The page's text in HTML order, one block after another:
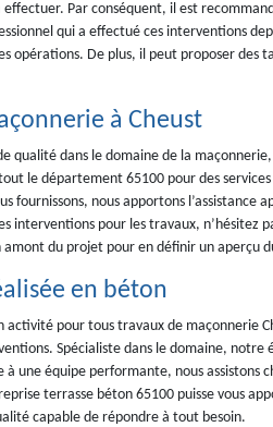
Par conséquent, il est
qui a effectué ces interventions
opérations. De plus, il peut proposer des
à Cheust
qualité dans le domaine de la
le département 65100 pour des
fournissons, nous apportons l’assistance
interventions pour les travaux, n’hésitez
amont du projet pour en définir un aperçu
en béton
activité pour tous travaux de maçonnerie
Spécialiste dans le domaine, notre
à une équipe performante, nous assistons
terrasse béton 65100 puisse vous
capable de répondre à tout besoin.